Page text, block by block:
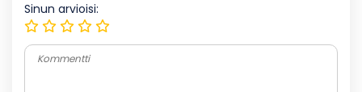
Sinun arvioisi: